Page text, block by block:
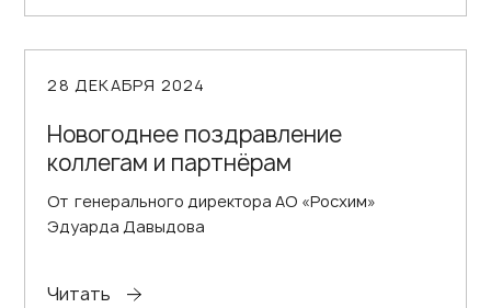
28 ДЕКАБРЯ 2024
Новогоднее поздравление
коллегам и партнёрам
От генерального директора АО «Росхим»
Эдуарда Давыдова
Читать